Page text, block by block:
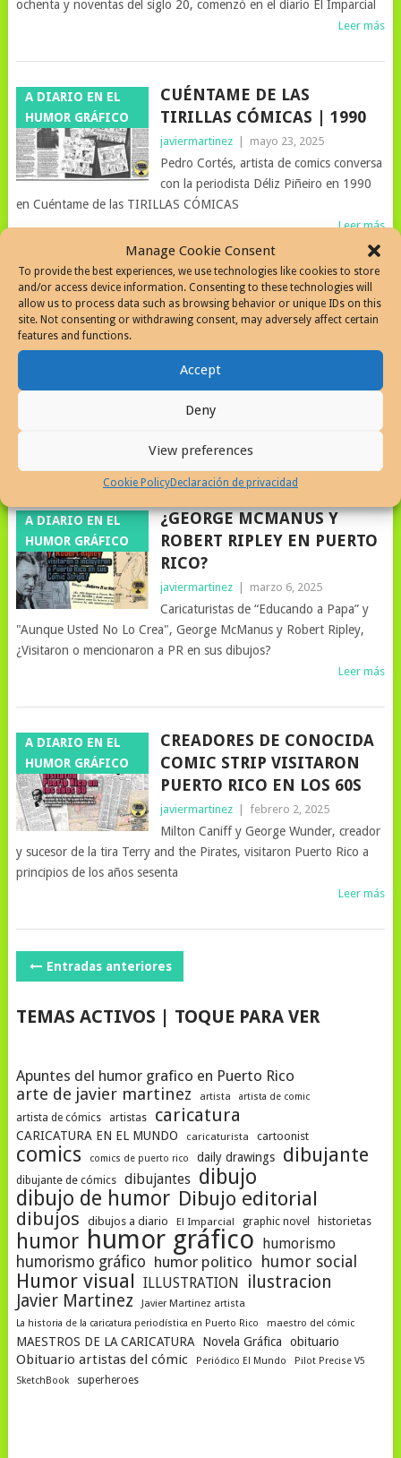
Manage Cookie Consent
To provide the best experiences, we use technologies like cookies to store
and/or access device information. Consenting to these technologies will
allow us to process data such as browsing behavior or unique IDs on this
site. Not consenting or withdrawing consent, may adversely affect certain
features and functions.
Accept
Deny
View preferences
Cookie PolicyDeclaración de privacidad
ochenta y noventas del siglo 20, comenzó en el diario El Imparcial
Leer más
A DIARIO EN EL
HUMOR GRÁFICO
CUÉNTAME DE LAS
TIRILLAS CÓMICAS | 1990
javiermartinez mayo 23, 2025
Pedro Cortés, artista de comics conversa
con la periodista Déliz Piñeiro en 1990
en Cuéntame de las TIRILLAS CÓMICAS
Leer más
A DIARIO EN EL
HUMOR GRÁFICO
EL MUNDO SEGÚN
MAFALDA, ESPECTÁCULO
EN PUERTO RICO
El Mundo Según Mafalda en el Instituto de Cultura Puertorriqueña
en San Juan, comenzando el 18 de abril de 2025
A DIARIO EN EL
HUMOR GRÁFICO
¿GEORGE MCMANUS Y
ROBERT RIPLEY EN PUERTO
RICO?
javiermartinez marzo 6, 2025
Caricaturistas de “Educando a Papa” y
"Aunque Usted No Lo Crea", George McManus y Robert Ripley,
¿Visitaron o mencionaron a PR en sus dibujos?
Leer más
A DIARIO EN EL
HUMOR GRÁFICO
CREADORES DE CONOCIDA
COMIC STRIP VISITARON
PUERTO RICO EN LOS 60S
javiermartinez febrero 2, 2025
Milton Caniff y George Wunder, creador
y sucesor de la tira Terry and the Pirates, visitaron Puerto Rico a
principios de los años sesenta
Leer más
NAVEGACIÓN
POSTS
Entradas anteriores
TEMAS ACTIVOS | TOQUE PARA VER
Apuntes del humor grafico en Puerto Rico
arte de javier martinez artista artista de comic
artista de cómics artistas caricatura
CARICATURA EN EL MUNDO caricaturista cartoonist
comics comics de puerto rico daily drawings dibujante
dibujante de cómics dibujantes dibujo
dibujo de humor Dibujo editorial
dibujos dibujos a diario El Imparcial graphic novel historietas
humor humor gráfico humorismo
humorismo gráfico humor politico humor social
Humor visual ILLUSTRATION
ilustracion
Javier Martinez
Javier Martinez artista
La historia de la caricatura periodística en Puerto Rico
maestro del cómic
MAESTROS DE LA CARICATURA Novela Gráfica obituario
Obituario artistas del cómic Periódico El Mundo
Pilot Precise V5
SketchBook
superheroes